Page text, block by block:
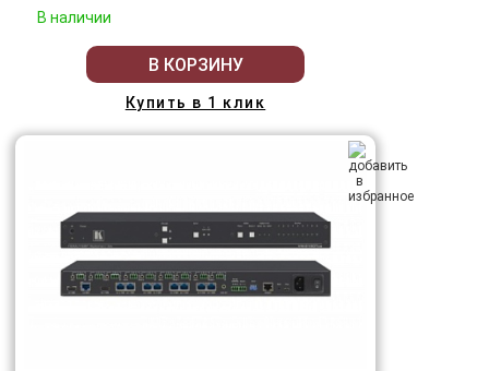
В наличии
В КОРЗИНУ
Купить в 1 клик